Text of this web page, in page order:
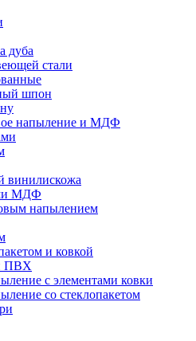
дуба
стали
шпон
напыление и МДФ
винилискожа
МДФ
напылением
и ковкой
ПВХ
с элементами ковки
со стеклопакетом